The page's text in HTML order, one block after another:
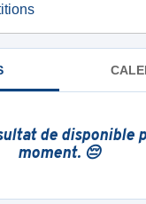
de disponible
moment. 😔